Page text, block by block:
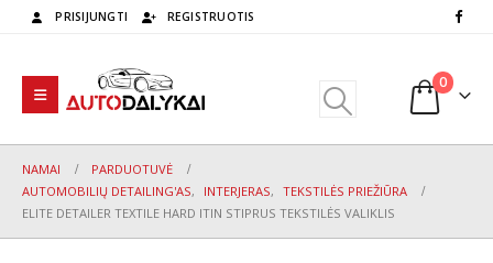
PRISIJUNGTI REGISTRUOTIS
0
NAMAI
PARDUOTUVĖ
AUTOMOBILIŲ DETAILING'AS, INTERJERAS, TEKSTILĖS PRIEŽIŪRA
ELITE DETAILER TEXTILE HARD ITIN STIPRUS TEKSTILĖS VALIKLIS